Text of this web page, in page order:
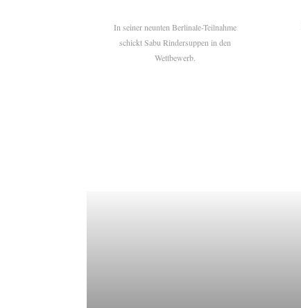
In seiner neunten Berlinale-Teilnahme
schickt Sabu Rindersuppen in den
Wettbewerb.